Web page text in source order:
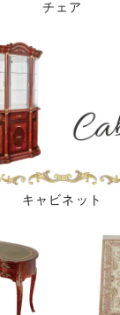
チェア
キャビネット